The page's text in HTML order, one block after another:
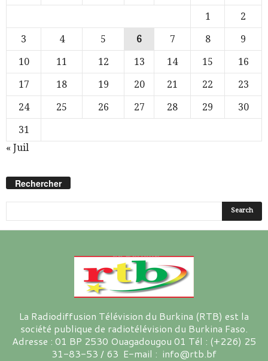
1
2
3
4 5 6 7 8
9
10
11 12 13 14 15
16
17
18 19 20 21 22
23
24
25 26 27 28 29
30
31
« Juil
Rechercher
La Radiodiffusion Télévision du Burkina (RTB) est la
société publique de radiotélévision du Burkina Faso.
Adresse : 01 BP 2530 Ouagadougou 01 Tél : (+226) 25
31-83-53 / 63 E-mail : info@rtb.bf